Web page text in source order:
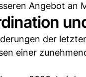
Angebot an
der
einer